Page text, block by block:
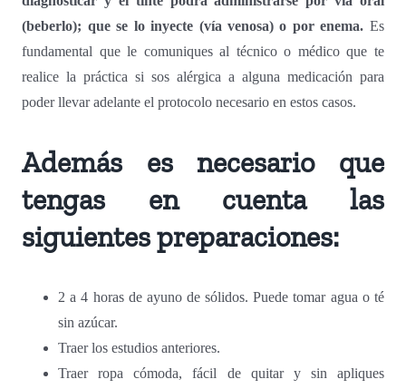
(beberlo); que se lo inyecte (vía venosa) o por enema. Es
fundamental que le comuniques al técnico o médico que te
realice la práctica si sos alérgica a alguna medicación para
poder llevar adelante el protocolo necesario en estos casos.
Además es necesario que
tengas en cuenta las
siguientes preparaciones:
2 a 4 horas de ayuno de sólidos. Puede tomar agua o té
sin azúcar.
Traer los estudios anteriores.
Traer ropa cómoda, fácil de quitar y sin apliques